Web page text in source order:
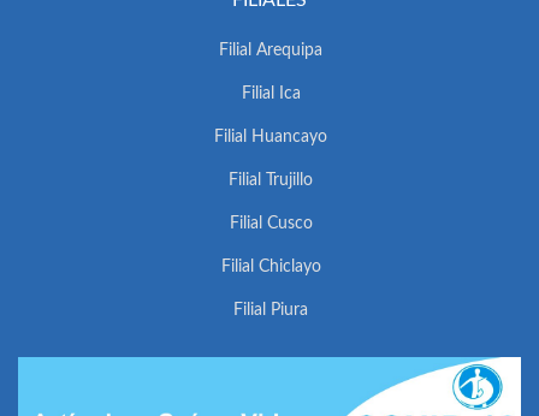
Filial Arequipa
Filial Ica
Filial Huancayo
Filial Trujillo
Filial Cusco
Filial Chiclayo
Filial Piura